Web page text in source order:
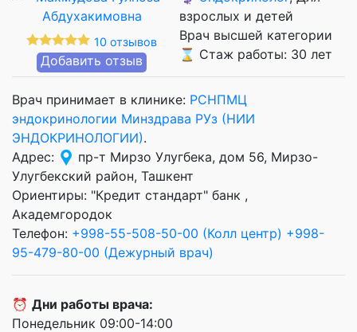
10 отзывов
Добавить отзыв
взрослых и детей
Врач высшей категории
⌛ Стаж работы: 30 лет
Врач принимает в клинике: РСНПМЦ
эндокринологии Минздрава РУз (НИИ
ЭНДОКРИНОЛОГИИ).
Адрес:
пр-т Мирзо Улугбека, дом 56, Мирзо-
Улугбекский район, Ташкент
Ориентиры: "Кредит стандарт" банк ,
Академгородок
Телефон: +998-55-508-50-00 (Колл центр) +998-
95-479-80-00 (Дежурный врач)
⏰ Дни работы врача:
Понедельник 09:00-14:00